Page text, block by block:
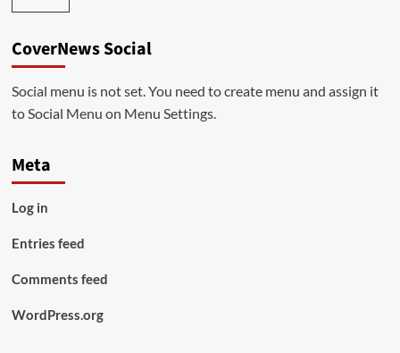
CoverNews Social
Social menu is not set. You need to create menu and assign it
to Social Menu on Menu Settings.
Meta
Log in
Entries feed
Comments feed
WordPress.org